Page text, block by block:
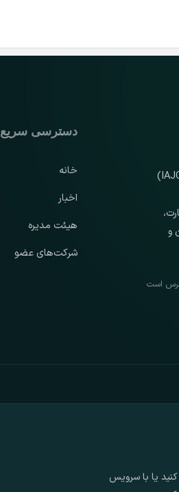
اتاق مشترک بازرگانی ایران و اتریش (IAJCC)
و
است
دسترسی سریع
خانه
اخبار
هیئت مدیره
شرکت‌های عضو
یا با سرویس